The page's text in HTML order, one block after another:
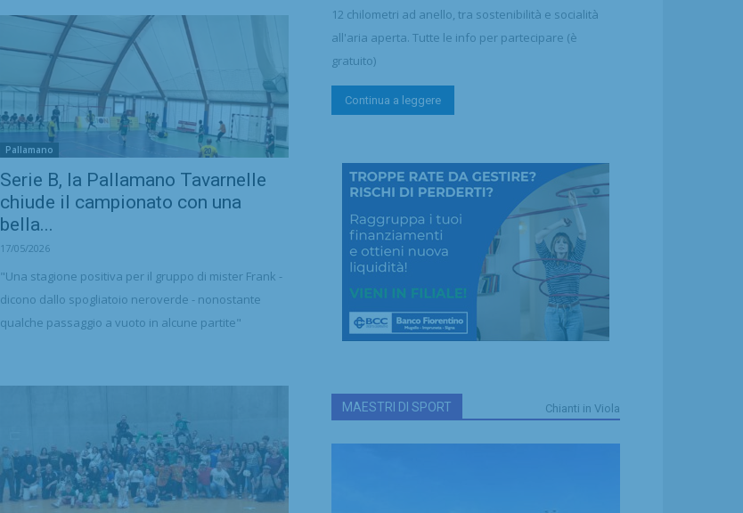
Pallamano
Serie B, la Pallamano Tavarnelle
chiude il campionato con una
bella...
17/05/2026
"Una stagione positiva per il gruppo di mister Frank -
dicono dallo spogliatoio neroverde - nonostante
qualche passaggio a vuoto in alcune partite"
12 chilometri ad anello, tra sostenibilità e socialità
all'aria aperta. Tutte le info per partecipare (è
gratuito)
Continua a leggere
MAESTRI DI SPORT Chianti in Viola